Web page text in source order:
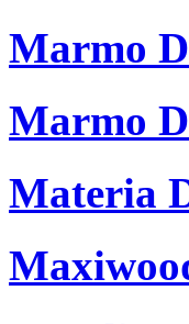
Marmo
Marmo
Materia